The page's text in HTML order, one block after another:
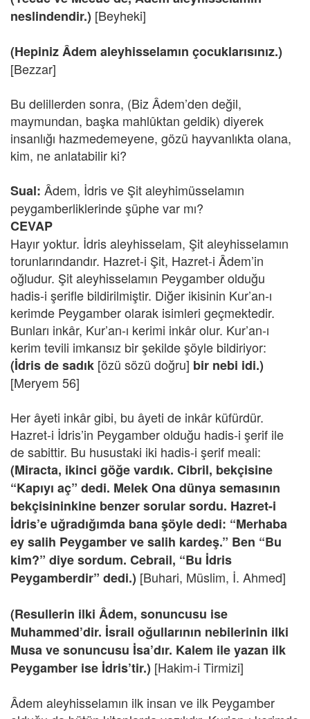
neslindendir.) [Beyheki]
(Hepiniz Âdem aleyhisselamın çocuklarısınız.)
[Bezzar]
Bu delillerden sonra, (Biz Âdem’den değil,
maymundan, başka mahlûktan geldik) diyerek
insanlığı hazmedemeyene, gözü hayvanlıkta olana,
kim, ne anlatabilir ki?
Sual: Âdem, İdris ve Şit aleyhimüsselamın
peygamberliklerinde şüphe var mı?
CEVAP
Hayır yoktur. İdris aleyhisselam, Şit aleyhisselamın
torunlarındandır. Hazret-i Şit, Hazret-i Âdem’in
oğludur. Şit aleyhisselamın Peygamber olduğu
hadis-i şerifle bildirilmiştir. Diğer ikisinin Kur’an-ı
kerimde Peygamber olarak isimleri geçmektedir.
Bunları inkâr, Kur’an-ı kerimi inkâr olur. Kur’an-ı
kerim tevili imkansız bir şekilde şöyle bildiriyor:
(İdris de sadık [özü sözü doğru] bir nebi idi.)
[Meryem 56]
Her âyeti inkâr gibi, bu âyeti de inkâr küfürdür.
Hazret-i İdris’in Peygamber olduğu hadis-i şerif ile
de sabittir. Bu husustaki iki hadis-i şerif meali:
(Miracta, ikinci göğe vardık. Cibril, bekçisine
“Kapıyı aç” dedi. Melek Ona dünya semasının
bekçisininkine benzer sorular sordu. Hazret-i
İdris’e uğradığımda bana şöyle dedi: “Merhaba
ey salih Peygamber ve salih kardeş.” Ben “Bu
kim?” diye sordum. Cebrail, “Bu İdris
Peygamberdir” dedi.) [Buhari, Müslim, İ. Ahmed]
(Resullerin ilki Âdem, sonuncusu ise
Muhammed’dir. İsrail oğullarının nebilerinin ilki
Musa ve sonuncusu İsa’dır. Kalem ile yazan ilk
Peygamber ise İdris’tir.) [Hakim-i Tirmizi]
Âdem aleyhisselamın ilk insan ve ilk Peygamber